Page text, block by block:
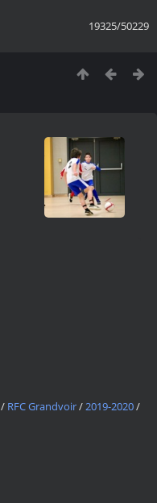
19325/50229
/ RFC Grandvoir/2019-2020/